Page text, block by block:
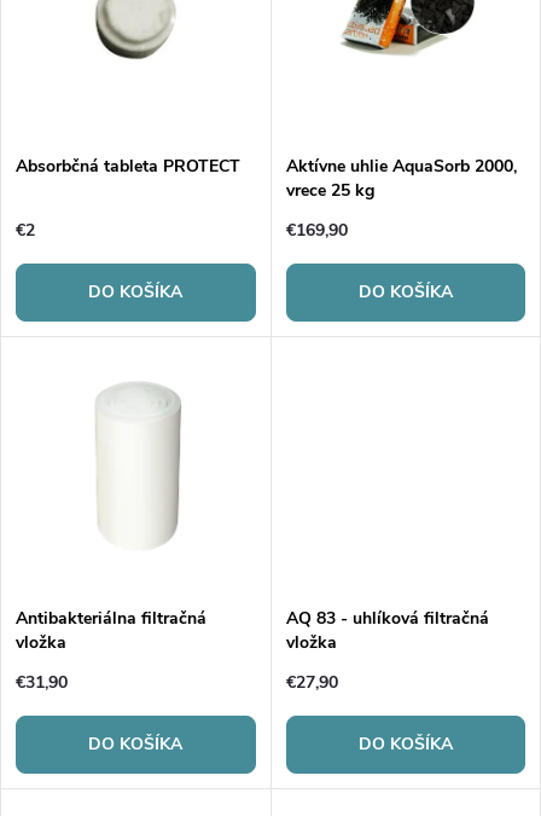
e
p
r
t
o
v
Abecedne
s
p
r
o
o
v
Absorbčná tableta PROTECT
€2
DO KOŠÍKA
Aktívne uhlie AquaSorb 2000,
vrece 25 kg
€169,90
DO KOŠÍKA
Antibakteriálna filtračná
vložka
€31,90
DO KOŠÍKA
AQ 83 - uhlíková filtračná
vložka
€27,90
DO KOŠÍKA